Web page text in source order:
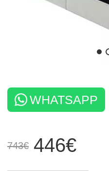
WHATSAPP
743€ 446€